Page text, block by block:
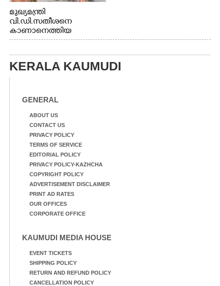
മുഖ്യമന്ത്രി
വി.ഡി.സതീശനെ
കാണാനെത്തിയ
മോഹനൻ നായർ
ജീവന് വേണ്ടിയായി ഓട്ടം.
വാത്തുരുത്തിയിൽ
നിന്നുള്ള കാഴ്ച
KERALA KAUMUDI
GENERAL
ABOUT US
CONTACT US
PRIVACY POLICY
TERMS OF SERVICE
EDITORIAL POLICY
PRIVACY POLICY-KAZHCHA
COPYRIGHT POLICY
ADVERTISEMENT DISCLAIMER
PRINT AD RATES
OUR OFFICES
CORPORATE OFFICE
KAUMUDI MEDIA HOUSE
EVENT TICKETS
SHIPPING POLICY
RETURN AND REFUND POLICY
CANCELLATION POLICY